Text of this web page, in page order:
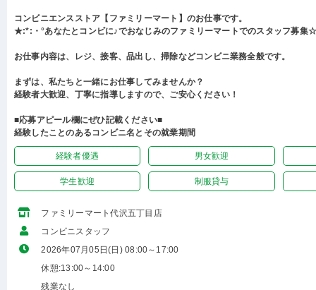
コンビニエンスストア【ファミリーマート】のお仕事です。
★:*:・°あなたとコンビに♪でおなじみのファミリーマートでのスタッフ募集
お仕事内容は、レジ、接客、品出し、掃除などコンビニ業務全般です。
まずは、私たちと一緒にお仕事してみませんか？
経験者大歓迎、丁寧に指導しますので、ご安心ください！
■応募アピール欄にぜひ記載ください■
経験したことのあるコンビニ名とその就業期間
経験者優遇 男女歓迎
学生歓迎 制服貸与
ファミリーマート代沢五丁目店
コンビニスタッフ
2026年07月05日(日) 08:00～17:00
休憩:13:00～14:00
残業なし